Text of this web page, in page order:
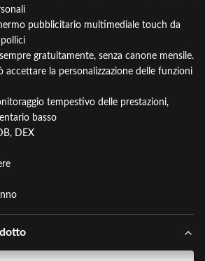
pubblicitario multimediale touch da
gratuitamente, senza canone mensile.
accettare la personalizzazione delle funzioni
tempestivo delle prestazioni,
basso
DEX